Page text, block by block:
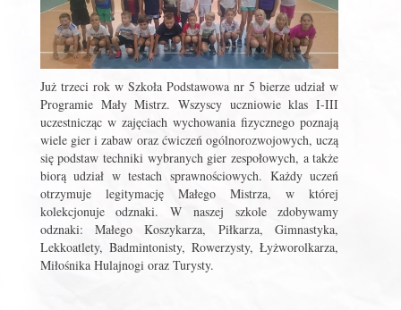
Już trzeci rok w Szkoła Podstawowa nr 5 bierze udział w
Programie Mały Mistrz. Wszyscy uczniowie klas I-III
uczestnicząc w zajęciach wychowania fizycznego poznają
wiele gier i zabaw oraz ćwiczeń ogólnorozwojowych, uczą
się podstaw techniki wybranych gier zespołowych, a także
biorą udział w testach sprawnościowych. Każdy uczeń
otrzymuje legitymację Małego Mistrza, w której
kolekcjonuje odznaki. W naszej szkole zdobywamy
odznaki: Małego Koszykarza, Piłkarza, Gimnastyka,
Lekkoatlety, Badmintonisty, Rowerzysty, Łyżworolkarza,
Miłośnika Hulajnogi oraz Turysty.